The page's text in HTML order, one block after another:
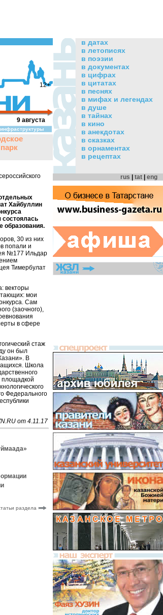
12+
9 августа
инфраструктуры
парк
Хайбуллин
образования.
30 из них
попали и
№177 Ильдар
Тимербулат
векторы
мои
Сам
(заочного),
в сфере
стаж
он был
В
Школа
площадкой
Федерального
от 4.11.17
раздела
в датах
в летописях
в поэзии
в документах
в цифрах
в цитатах
в песнях
в мифах и легендах
в душе
в тайнах
в кино
в анекдотах
в сказках
в орнаментах
в рецептах
rus tat eng